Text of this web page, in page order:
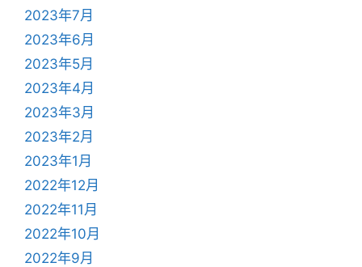
2023年7月
2023年6月
2023年5月
2023年4月
2023年3月
2023年2月
2023年1月
2022年12月
2022年11月
2022年10月
2022年9月